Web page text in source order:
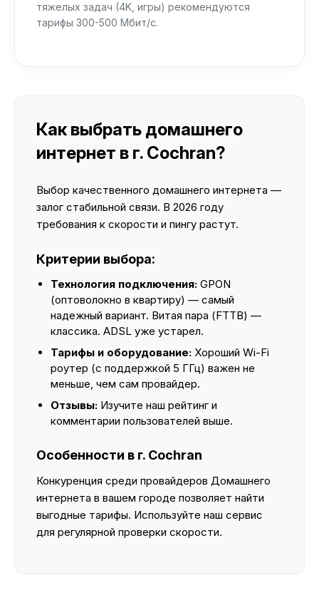
тяжелых задач (4K, игры) рекомендуются
тарифы 300-500 Мбит/с.
Как выбрать домашнего
интернет в г. Cochran?
Выбор качественного домашнего интернета —
залог стабильной связи. В 2026 году
требования к скорости и пингу растут.
Критерии выбора:
Технология подключения: GPON
(оптоволокно в квартиру) — самый
надежный вариант. Витая пара (FTTB) —
классика. ADSL уже устарел.
Тарифы и оборудование: Хороший Wi-Fi
роутер (с поддержкой 5 ГГц) важен не
меньше, чем сам провайдер.
Отзывы: Изучите наш рейтинг и
комментарии пользователей выше.
Особенности в г. Cochran
Конкуренция среди провайдеров Домашнего
интернета в вашем городе позволяет найти
выгодные тарифы. Используйте наш сервис
для регулярной проверки скорости.